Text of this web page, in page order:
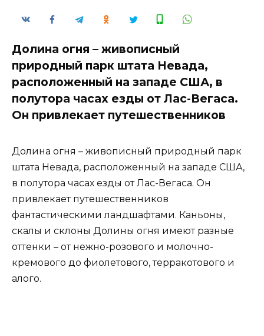
Долина огня – живописный
природный парк штата Невада,
расположенный на западе США, в
полутора часах езды от Лас-Вегаса.
Он привлекает путешественников
Долина огня – живописный природный парк
штата Невада, расположенный на западе США,
в полутора часах езды от Лас-Вегаса. Он
привлекает путешественников
фантастическими ландшафтами. Каньоны,
скалы и склоны Долины огня имеют разные
оттенки – от нежно-розового и молочно-
кремового до фиолетового, терракотового и
алого.